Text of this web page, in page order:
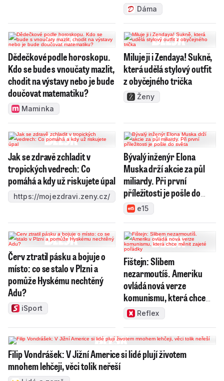
Dáma
Dědečkové podle horoskopu.
Kdo se bude s vnoučaty mazlit,
chodit na výstavy nebo je bude
doučovat matematiku?
Maminka
Miluje ji i Zendaya! Sukně,
která udělá stylový outfit
z obyčejného trička
Ženy
Jak se zdravě zchladit v
tropických vedrech: Co
pomáhá a kdy už riskujete úpal
https://mojezdravi.zeny.cz/
Bývalý inženýr Elona
Muska drží akcie za půl
miliardy. Při první
příležitosti je pošle do
světae15
Červ ztratil pásku a bojuje o
místo: co se stalo v Plzni a
pomůže Hyskému nechtěný
Adu?
iSport
Fištejn: Slibem
nezarmoutíš. Ameriku
ovládá nová verze
komunismu, která chce
měnit zajeté pořádky
Reflex
Filip Vondrášek: V Jižní Americe si lidé plují životem
mnohem lehčeji, věci tolik neřeší